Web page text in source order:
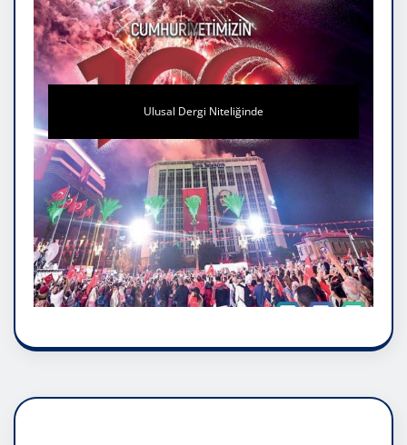
Ulusal Dergi Niteliğinde